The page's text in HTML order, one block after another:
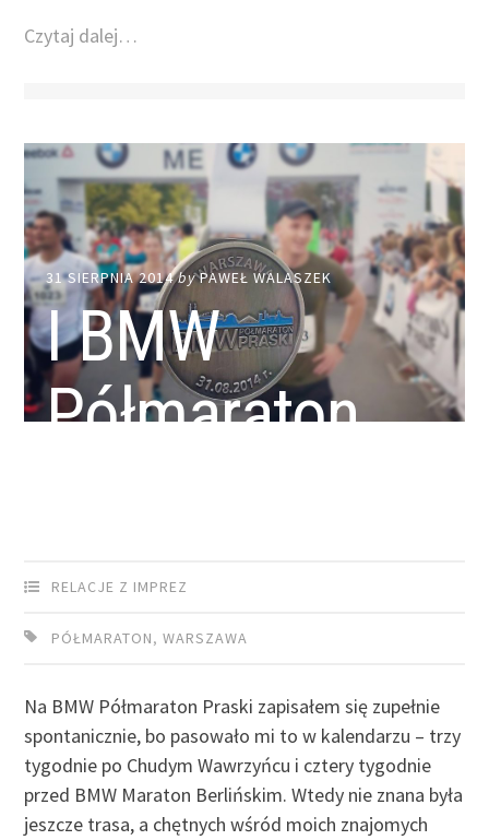
Czytaj dalej…
31 SIERPNIA 2014byPAWEŁ WALASZEK
I BMW
Półmaraton
RELACJE Z IMPREZ
PÓŁMARATON,WARSZAWA
Na BMW Półmaraton Praski zapisałem się zupełnie
spontanicznie, bo pasowało mi to w kalendarzu – trzy
tygodnie po Chudym Wawrzyńcu i cztery tygodnie
przed BMW Maraton Berlińskim. Wtedy nie znana była
jeszcze trasa, a chętnych wśród moich znajomych